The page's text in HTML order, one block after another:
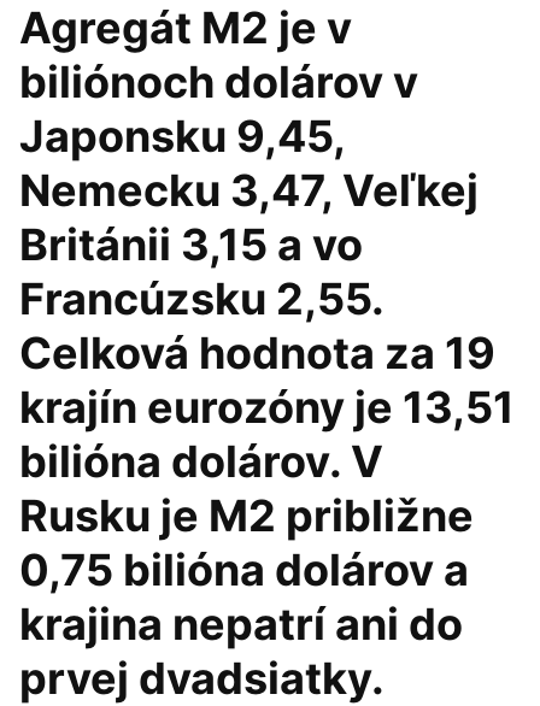
Agregát M2 je v
biliónoch dolárov v
Japonsku 9,45,
Nemecku 3,47, Veľkej
Británii 3,15 a vo
Francúzsku 2,55.
Celková hodnota za 19
krajín eurozóny je 13,51
bilióna dolárov. V
Rusku je M2 približne
0,75 bilióna dolárov a
krajina nepatrí ani do
prvej dvadsiatky.